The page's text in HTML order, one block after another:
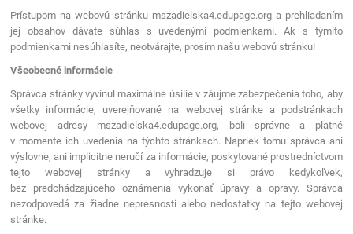
Prístupom na webovú stránku mszadielska4.edupage.org a prehliadaním
jej obsahov dávate súhlas s uvedenými podmienkami. Ak s týmito
podmienkami nesúhlasíte, neotvárajte, prosím našu webovú stránku!
Všeobecné informácie
Správca stránky vyvinul maximálne úsilie v záujme zabezpečenia toho, aby
všetky informácie, uverejňované na webovej stránke a podstránkach
webovej adresy mszadielska4.edupage.org, boli správne a platné
v momente ich uvedenia na týchto stránkach. Napriek tomu správca ani
výslovne, ani implicitne neručí za informácie, poskytované prostredníctvom
tejto webovej stránky a vyhradzuje si právo kedykoľvek,
bez predchádzajúceho oznámenia vykonať úpravy a opravy. Správca
nezodpovedá za žiadne nepresnosti alebo nedostatky na tejto webovej
stránke.